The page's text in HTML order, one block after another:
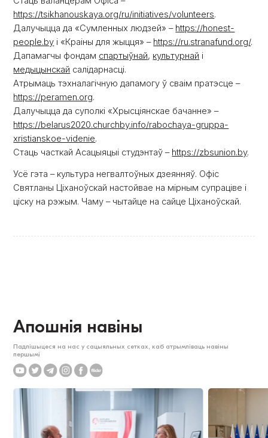
https://tsikhanouskaya.org/ru/initiatives/volunteers.
Далучыцца да «Сумленных людзей» – https://honest-
people.by і «Краіны для жыцця» – https://ru.stranafund.org/.
Дапамагчы фондам спартыўнай, культурнай і
медыцынскай салідарнасці.
Атрымаць тэхналагічную дапамогу ў сваім пратэсце –
https://peramen.org.
Далучыцца да суполкі «Хрысціянскае бачанне» –
https://belarus2020.churchby.info/rabochaya-gruppa-
xristianskoe-videnie.
Стаць часткай Асацыяцыі студэнтаў – https://zbsunion.by.
Усё гэта – культура негвалтоўных дзеянняў. Офіс
Святланы Ціханоўскай настойвае на мірным супраціве і
ціску на рэжым. Чаму – чытайце на сайце Ціханоўскай.
Апошнія навіны
Падпішыцеся на нас у сацыяльных сетках, каб атрымліваць навіны
першымі